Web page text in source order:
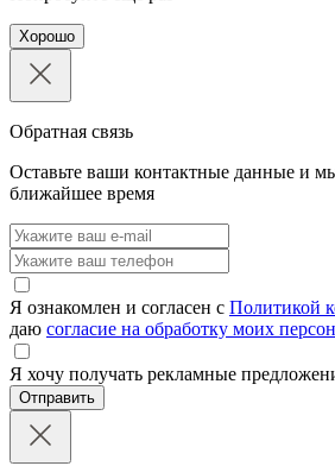
Хорошо
Обратная связь
Оставьте ваши контактные данные и
ближайшее время
Я ознакомлен и согласен с Политикой
даю согласие на обработку моих
Я хочу получать рекламные
Отправить